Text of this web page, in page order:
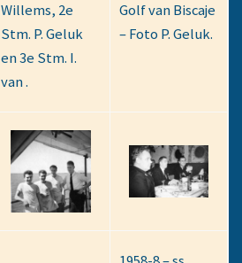
Willems, 2e
Stm. P. Geluk
en 3e Stm. I.
van .
Golf van Biscaje
– Foto P. Geluk.